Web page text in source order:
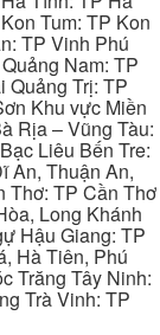
Tum: TP Kon
TP Vinh Phú
Nam: TP
Quảng Trị: TP
Khu vực Miền
Rịa – Vũng Tàu:
Liêu Bến Tre:
An, Thuận An,
Thơ: TP Cần Thơ
Long Khánh
Hậu Giang: TP
Hà Tiên, Phú
Trăng Tây Ninh:
Trà Vinh: TP